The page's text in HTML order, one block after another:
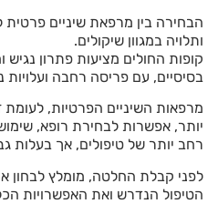
הבחירה בין מרפאת שיניים פרטית
ותלויה במגוון שיקולים.
קופות החולים מציעות פתרון נגיש
בסיסיים, עם פריסה רחבה ועלויות
מרפאות השיניים הפרטיות, לעומת
יותר, אפשרות לבחירת רופא,
רחב יותר של טיפולים, אך בעלות
לפני קבלת החלטה, מומלץ לבחון
הטיפול הנדרש ואת האפשרויות